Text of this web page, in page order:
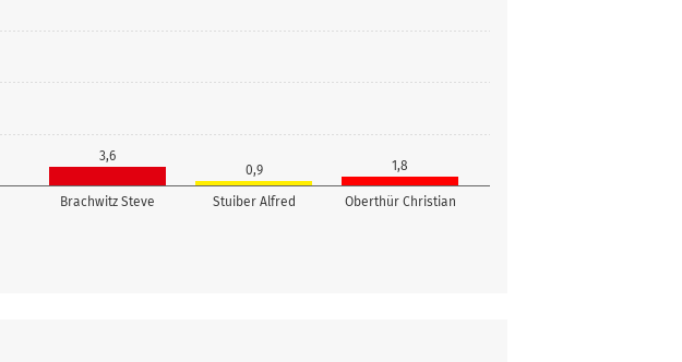
Brachwitz Steve Stuiber Alfred Oberthür Christian
3,6
0,9
1,8